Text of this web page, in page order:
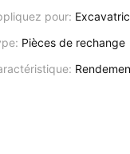
pour:
Pièces de rechange